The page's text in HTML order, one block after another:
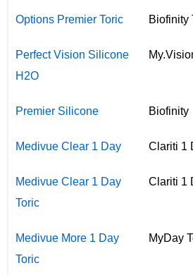
Options Premier Toric Biofinity
Perfect Vision Silicone
H2O
Premier Silicone Biofinity
Medivue Clear 1 Day Clariti 1
Medivue Clear 1 Day
Toric
Clariti 1
Medivue More 1 Day
Toric
MyDay